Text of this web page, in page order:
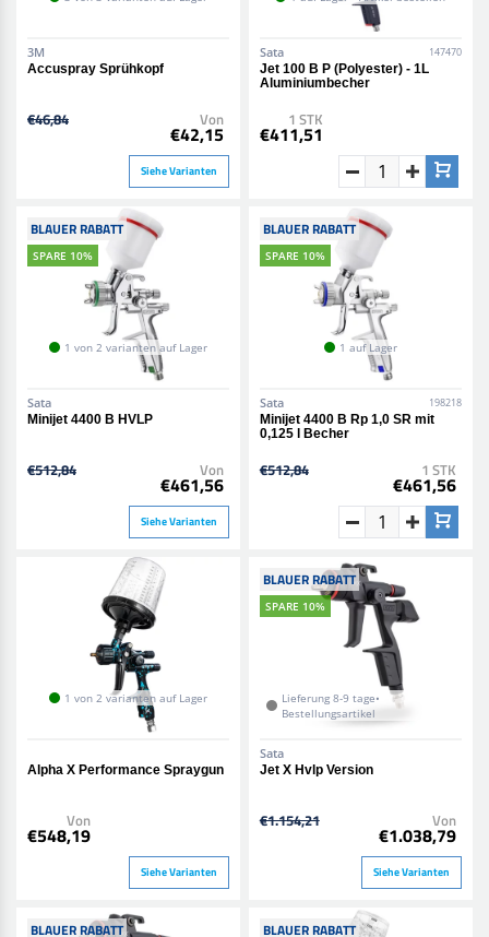
3M
Accuspray Sprühkopf
€46,84 Von
€42,15
Siehe Varianten
Sata 147470
Jet 100 B P (Polyester) - 1L
Aluminiumbecher
1 STK
€411,51
BLAUER RABATT
SPARE 10%
1 von 2 varianten auf Lager
Sata
Minijet 4400 B HVLP
€512,84 Von
€461,56
Siehe Varianten
BLAUER RABATT
SPARE 10%
1 auf Lager
Sata 198218
Minijet 4400 B Rp 1,0 SR mit
0,125 l Becher
€512,84 1 STK
€461,56
1 von 2 varianten auf Lager
Alpha X Performance Spraygun
Von
€548,19
Siehe Varianten
BLAUER RABATT
SPARE 10%
Lieferung 8-9 tage•
Bestellungsartikel
Sata
Jet X Hvlp Version
€1.154,21 Von
€1.038,79
Siehe Varianten
BLAUER RABATT BLAUER RABATT